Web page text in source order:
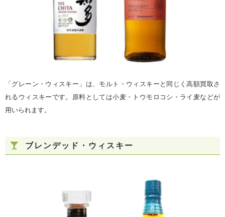
「グレーン・ウィスキー」は、モルト・ウィスキーと同じく高額買取さ
れるウィスキーです。原料としては小麦・トウモロコシ・ライ麦などが
用いられます。
ブレンデッド・ウィスキー